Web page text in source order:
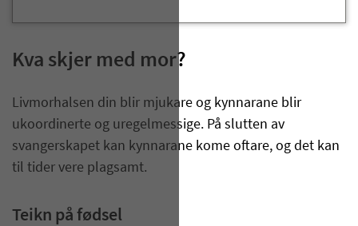
Kva skjer med mor?
Livmorhalsen din blir mjukare og kynnarane blir
ukoordinerte og uregelmessige. På slutten av
svangerskapet kan kynnarane kome oftare, og det kan
til tider vere plagsamt.
Teikn på fødsel